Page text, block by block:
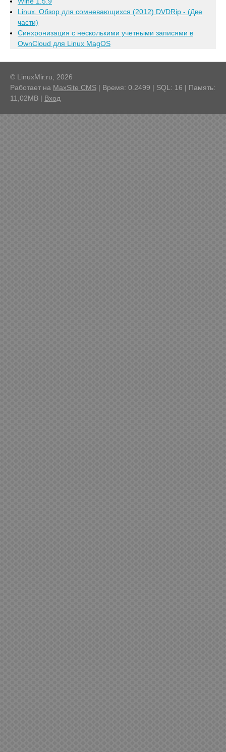
Linux. Обзор для сомневающихся (2012) DVDRip - (Две
части)
Синхронизация с несколькими учетными записями в
OwnCloud для Linux MagOS
© LinuxMir.ru, 2026
Работает на MaxSite CMS | Время: 0.2499 | SQL: 16 | Память:
11,02MB | Вход